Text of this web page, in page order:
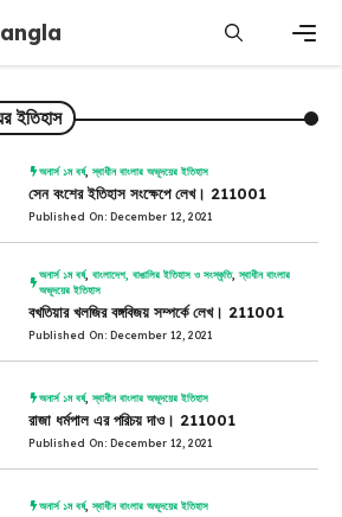
ইতিহাস
অনার্স ১ম বর্ষ,স্বাধীন বাংলার অভূদয়ের ইতিহাস
সেন বংশের ইতিহাস সংক্ষেপে লেখ। 211001
Published On: December 12, 2021
অনার্স ১ম বর্ষ,বাংলাদেশ, বাঙালির ইতিহাস ও সংস্কৃতি,স্বাধীন বাংলার
অভূদয়ের ইতিহাস
বখতিয়ার খলজির বঙ্গবিজয় সম্পর্কে লেখ। 211001
Published On: December 12, 2021
অনার্স ১ম বর্ষ,স্বাধীন বাংলার অভূদয়ের ইতিহাস
রাজা ধর্মপাল এর পরিচয় দাও। 211001
Published On: December 12, 2021
অনার্স ১ম বর্ষ,স্বাধীন বাংলার অভূদয়ের ইতিহাস